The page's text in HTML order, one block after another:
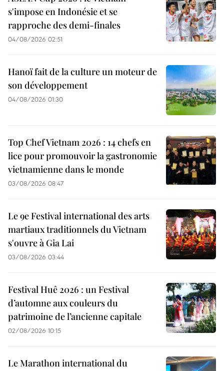
s'impose en Indonésie et se
rapproche des demi-finales
04/08/2026 02:51
Hanoï fait de la culture un moteur de
son développement
04/08/2026 01:30
Top Chef Vietnam 2026 : 14 chefs en
lice pour promouvoir la gastronomie
vietnamienne dans le monde
03/08/2026 08:47
Le 9e Festival international des arts
martiaux traditionnels du Vietnam
s'ouvre à Gia Lai
03/08/2026 03:44
Festival Huê 2026 : un Festival
d’automne aux couleurs du
patrimoine de l’ancienne capitale
02/08/2026 10:15
Le Marathon international du